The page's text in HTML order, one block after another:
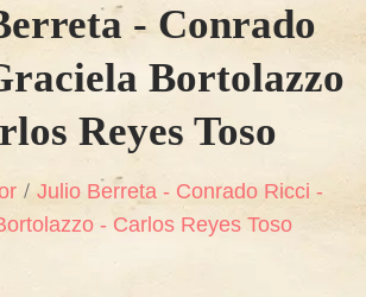
- Conrado
Bortolazzo
Reyes Toso
Julio Berreta - Conrado Ricci -
- Carlos Reyes Toso